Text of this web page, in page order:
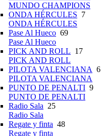
MUNDO CHAMPIONS
ONDA HÉRCULES 7
ONDA HÉRCULES
Pase Al Hueco 69
Pase Al Hueco
PICK AND ROLL 17
PICK AND ROLL
PILOTA VALENCIANA 6
PILOTA VALENCIANA
PUNTO DE PENALTI 9
PUNTO DE PENALTI
Radio Sala 25
Radio Sala
Regate y finta 48
Regate y finta